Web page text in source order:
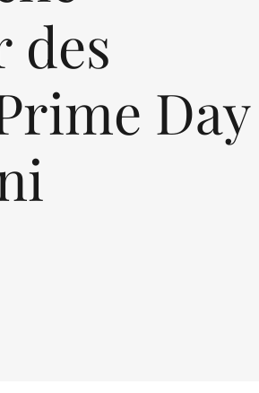
des
Day